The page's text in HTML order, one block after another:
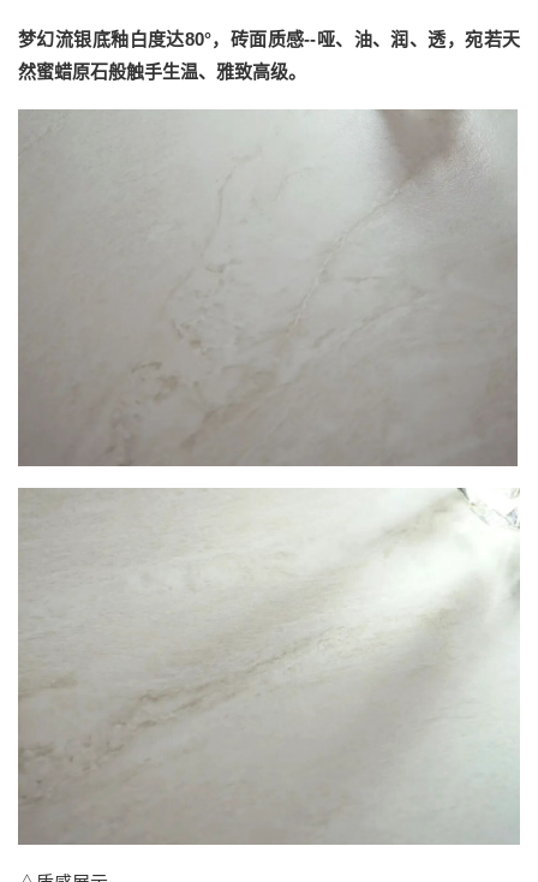
梦幻流银底釉白度达80°，砖面质感--哑、油、润、透，宛若天
然蜜蜡原石般触手生温、雅致高级。